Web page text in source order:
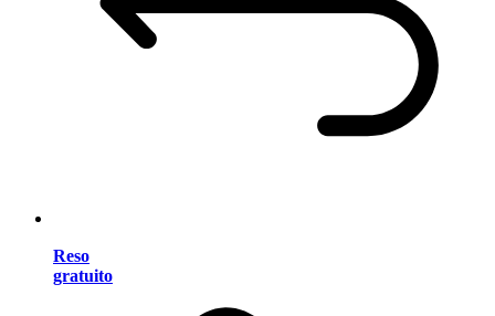
Reso
gratuito